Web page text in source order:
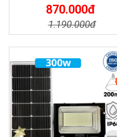
Nước Giá Rẻ870.000đ
1.190.000đ